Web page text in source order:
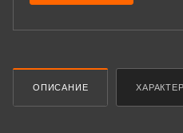
ОПИСАНИЕ